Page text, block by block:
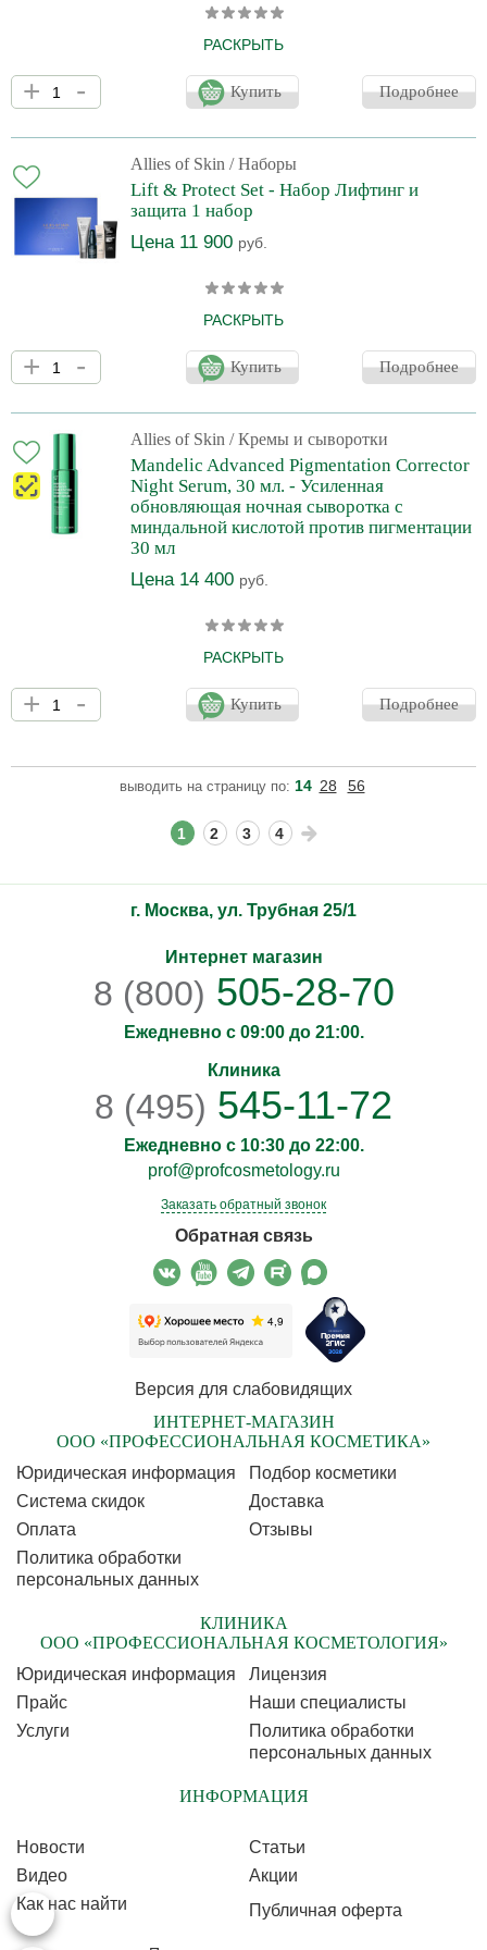
РАСКРЫТЬ
Многоступенчатый уход для всех типов кожи для сохранения
молодости, антиоксидантной защиты и сияния кожи.
Продуманный комплект продуктов значительно улучшает цвет и
и glow-эффект. В наборе: 1. Molecular Silk Amino Hydrating
Cleanser, 25 ml 2. 20% Vitamin C Brighten + Firm Serum, 8 ml 3.
Peptides & Antioxidants Advanced Firming Daily Treatment, 12 ml
4. Peptides & Omegas Fi
+ - Купить Подробнее
Allies of Skin / Наборы
Lift & Protect Set - Набор Лифтинг и
защита 1 набор
Цена 11 900 руб.
РАСКРЫТЬ
Комплексный уход включающий все необходимые шаги для
поддержания молодости, упругости и здоровья кожи. В наборе:
1. Molecular Silk Amino Hydrating Cleanser, 25 ml 2. Multi Peptides
Advanced Firming Daily Treatment, 12 ml 4. The One SPF 50
Invisible Sunscreen Gel , 20 ml
+ - Купить Подробнее
Allies of Skin / Кремы и сыворотки
Mandelic Advanced Pigmentation Corrector
Night Serum, 30 мл. - Усиленная
обновляющая ночная сыворотка с
миндальной кислотой против пигментации
30 мл
Цена 14 400 руб.
РАСКРЫТЬ
Ночная сыворотка нового поколения, которая устраняет
стойкую пигментацию, выравнивает и осветляет тон кожи.
Содержит пептидный и антиоксидантный комплексы и микс из
Эффективна при гиперпигментации всех видов. Сыворотка
средней плотности карамельного цвета. Состав без отдушки.
+ - Купить Подробнее
выводить на страницу по: 14 28 56
1 2 3 4
г. Москва, ул. Трубная 25/1
Интернет магазин
8 (800) 505-28-70
Ежедневно с 09:00 до 21:00.
Клиника
8 (495) 545-11-72
Ежедневно с 10:30 до 22:00.
prof@profcosmetology.ru
Заказать обратный звонок
Обратная связь
Версия для слабовидящих
ИНТЕРНЕТ-МАГАЗИН
ООО «ПРОФЕССИОНАЛЬНАЯ КОСМЕТИКА»
Юридическая информация
Подбор косметики
Cистема скидок
Доставка
Оплата
Отзывы
Политика обработки
персональных данных
КЛИНИКА
ООО «ПРОФЕССИОНАЛЬНАЯ КОСМЕТОЛОГИЯ»
Юридическая информация
Лицензия
Прайс
Наши специалисты
Услуги
Политика обработки
персональных данных
ИНФОРМАЦИЯ
Новости
Статьи
Видео
Акции
Как нас найти
Публичная оферта